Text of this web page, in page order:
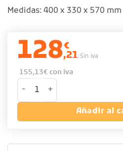
Medidas: 400 x 330 x 570 mm
128€
,21 Sin iva
155,13€ con iva
Lavamanos de rodilla de
Añadir al